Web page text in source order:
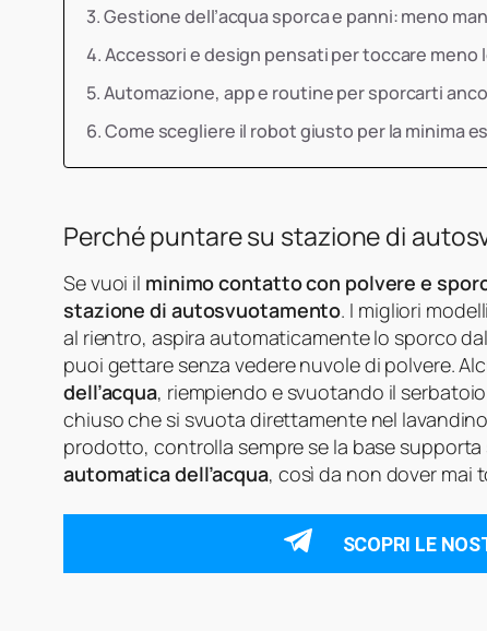
Gestione dell’acqua sporca e panni: meno
Accessori e design pensati per toccare meno
Automazione, app e routine per sporcarti
Come scegliere il robot giusto per la minima
Perché puntare su stazione di
Se vuoi il minimo contatto con polvere e
stazione di autosvuotamento. I migliori
al rientro, aspira automaticamente lo sporco
puoi gettare senza vedere nuvole di polvere.
dell’acqua, riempiendo e svuotando il
chiuso che si svuota direttamente nel
prodotto, controlla sempre se la base supporta
automatica dell’acqua, così da non dover mai
SCOPRI LE